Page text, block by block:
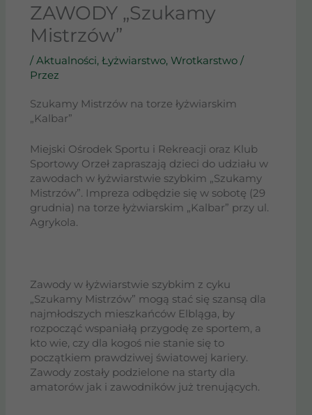
ZAWODY „Szukamy
Mistrzów”
/ Aktualności, Łyżwiarstwo, Wrotkarstwo/
Przez
Szukamy Mistrzów na torze łyżwiarskim
„Kalbar”
Miejski Ośrodek Sportu i Rekreacji oraz Klub
Sportowy Orzeł zapraszają dzieci do udziału w
zawodach w łyżwiarstwie szybkim „Szukamy
Mistrzów”. Impreza odbędzie się w sobotę (29
grudnia) na torze łyżwiarskim „Kalbar” przy ul.
Agrykola.
Zawody w łyżwiarstwie szybkim z cyku
„Szukamy Mistrzów” mogą stać się szansą dla
najmłodszych mieszkańców Elbląga, by
rozpocząć wspaniałą przygodę ze sportem, a
kto wie, czy dla kogoś nie stanie się to
początkiem prawdziwej światowej kariery.
Zawody zostały podzielone na starty dla
amatorów jak i zawodników już trenujących.